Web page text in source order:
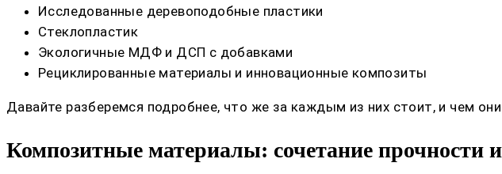
Исследованные деревоподобные пластики
Стеклопластик
Экологичные МДФ и ДСП с добавками
Рециклированные материалы и инновационные композиты
Давайте разберемся подробнее, что же за каждым из них стоит, и чем
Композитные материалы: сочетание прочности